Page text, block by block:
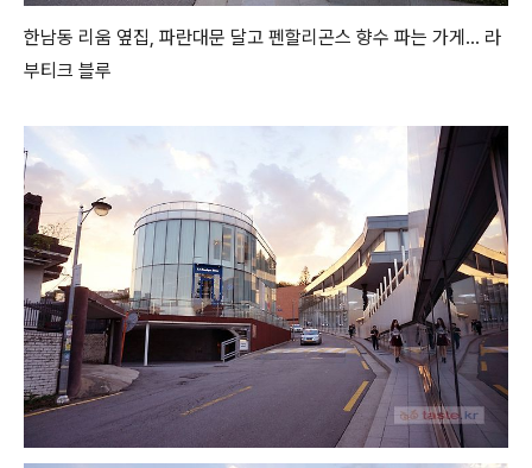
한남동 리움 옆집, 파란대문 달고 펜할리곤스 향수 파는 가게... 라
부티크 블루